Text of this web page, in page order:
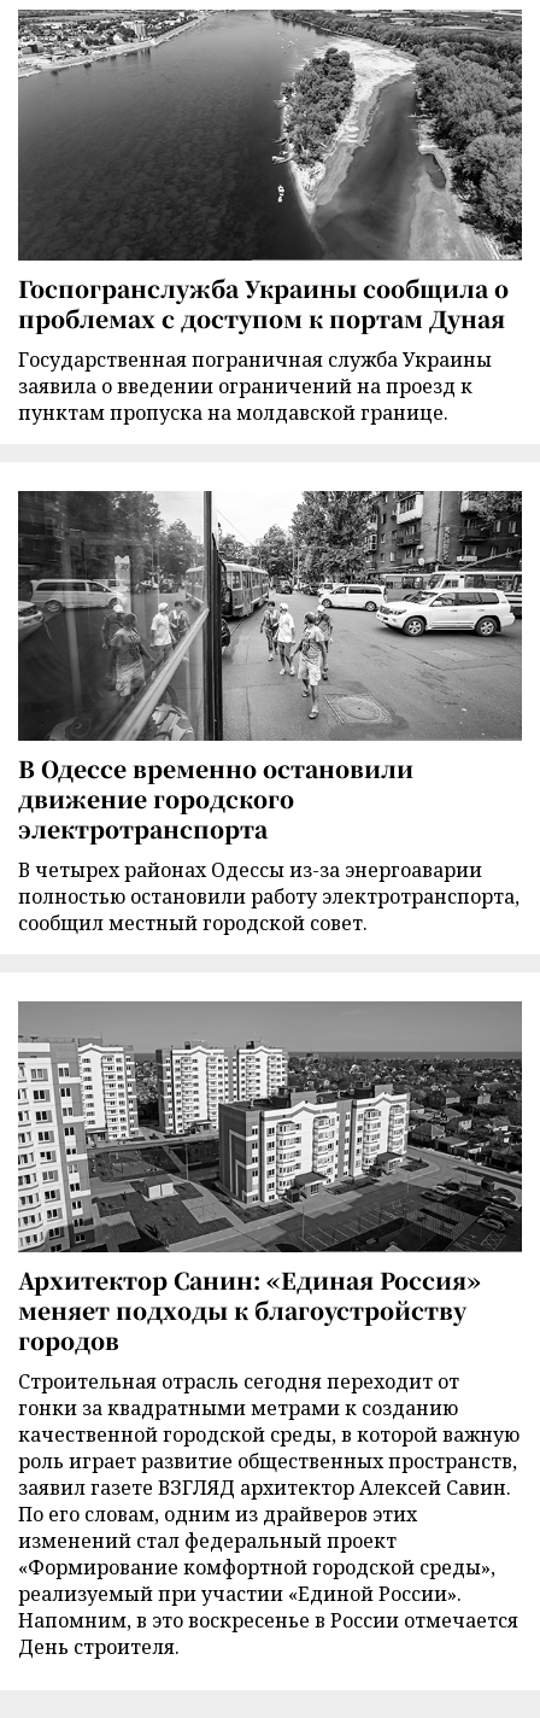
Госпогранслужба Украины сообщила о
проблемах с доступом к портам Дуная
Государственная пограничная служба Украины
заявила о введении ограничений на проезд к
пунктам пропуска на молдавской границе.
В Одессе временно остановили
движение городского
электротранспорта
В четырех районах Одессы из-за энергоаварии
полностью остановили работу электротранспорта,
сообщил местный городской совет.
Архитектор Санин: «Единая Россия»
меняет подходы к благоустройству
городов
Строительная отрасль сегодня переходит от
гонки за квадратными метрами к созданию
качественной городской среды, в которой важную
роль играет развитие общественных пространств,
заявил газете ВЗГЛЯД архитектор Алексей Савин.
По его словам, одним из драйверов этих
изменений стал федеральный проект
«Формирование комфортной городской среды»,
реализуемый при участии «Единой России».
Напомним, в это воскресенье в России отмечается
День строителя.